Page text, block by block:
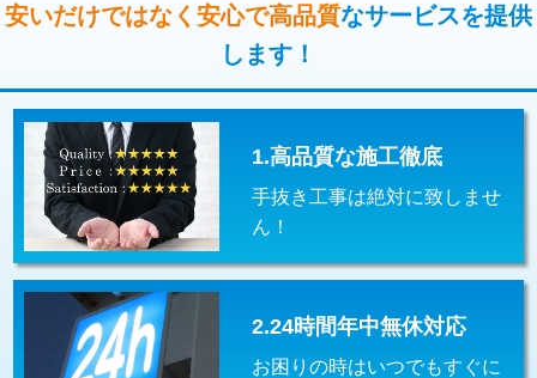
追加人工 16,500円
止水・漏水調査・防水処理・清掃・修
理・調整・分解・加工など（中作業）
22,000円
止水・漏水調査・防水処理・清掃・修
理・調整・分解・加工など（重作業）
33,000円
その他部品の脱着 8,800円～
交換・取付（タンク） 22,000円+材料費
交換・取付(単水栓（壁付・デッキ
式）)
13,200円+材料費
交換・取付(混合水栓（壁付・デッキ
式・ワンホール）)
16,500円+材料費
安いだけではなく安心で高品質なサービスを提供
します！
1.高品質な施工徹底
手抜き工事は絶対に致しませ
ん！
2.24時間年中無休対応
お困りの時はいつでもすぐに